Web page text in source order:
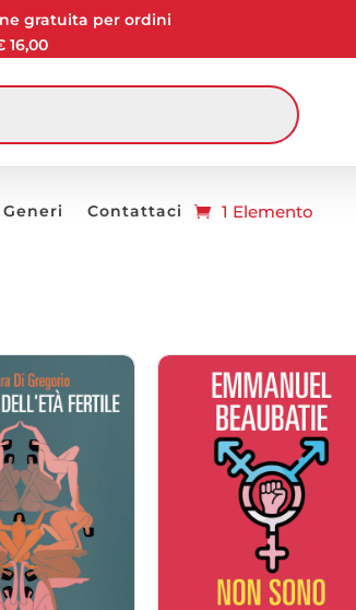
gratuita per ordini
16,00
Generi Contattaci 1 Elemento